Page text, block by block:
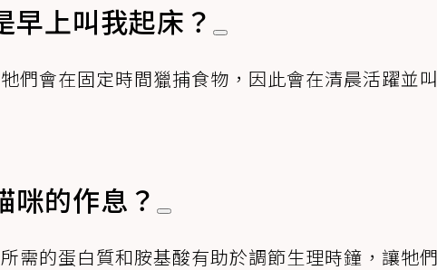
早上叫我起床？
們會在固定時間獵捕食物，因此會在清晨活躍並
咪的作息？
需的蛋白質和胺基酸有助於調節生理時鐘，讓牠